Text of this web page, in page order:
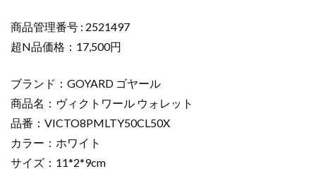
超
N
ゴ
ー
ル
財
布
商品管理番号 : 2521497
超N品価格：17,500円
ブランド：GOYARD ゴヤール
商品名：ヴィクトワール ウォレット
品番：VICTO8PMLTY50CL50X
カラー：ホワイト
サイズ：11*2*9cm